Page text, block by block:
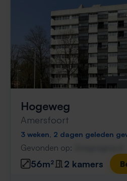
Hogeweg
Amersfoort
3 weken, 2 dagen geleden
Gevonden op:
56m² 2 kamers